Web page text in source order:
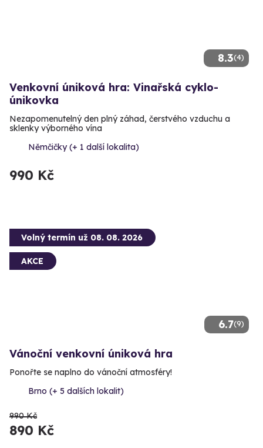
8.3(4)
Venkovní úniková hra: Vinařská cyklo-
únikovka
Nezapomenutelný den plný záhad, čerstvého vzduchu a
sklenky výborného vína
Němčičky (+ 1 další lokalita)
990 Kč
6.7(9)
Volný termín už 08. 08. 2026
AKCE
Vánoční venkovní úniková hra
Ponořte se naplno do vánoční atmosféry!
Brno (+ 5 dalších lokalit)
990 Kč
890 Kč